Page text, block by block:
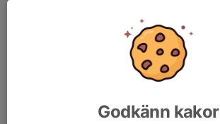
Samling: 09:30, Öis gården
In och anmäler! Samling 9:30.
Godkänn kakor